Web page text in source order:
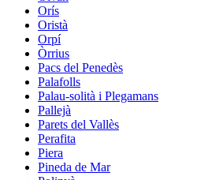
Orís
Oristà
Orpí
Òrrius
Pacs del Penedès
Palafolls
Palau-solità i Plegamans
Pallejà
Parets del Vallès
Perafita
Piera
Pineda de Mar